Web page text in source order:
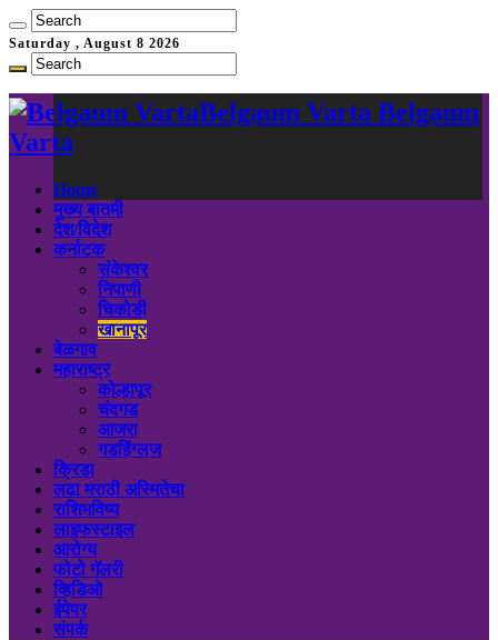
Saturday , August 8 2026
Belgaum Varta Belgaum
Varta
Home
मुख्य बातमी
देश/विदेश
कर्नाटक
संकेश्वर
निपाणी
चिकोडी
खानापूर
बेळगाव
महाराष्ट्र
कोल्हापूर
चंदगड
आजरा
गडहिंग्लज
क्रिडा
लढा मराठी अस्मितेचा
राशिभविष्य
लाइफस्टाइल
आरोग्य
फोटो गॅलरी
व्हिडिओ
ईपेपर
संपर्क